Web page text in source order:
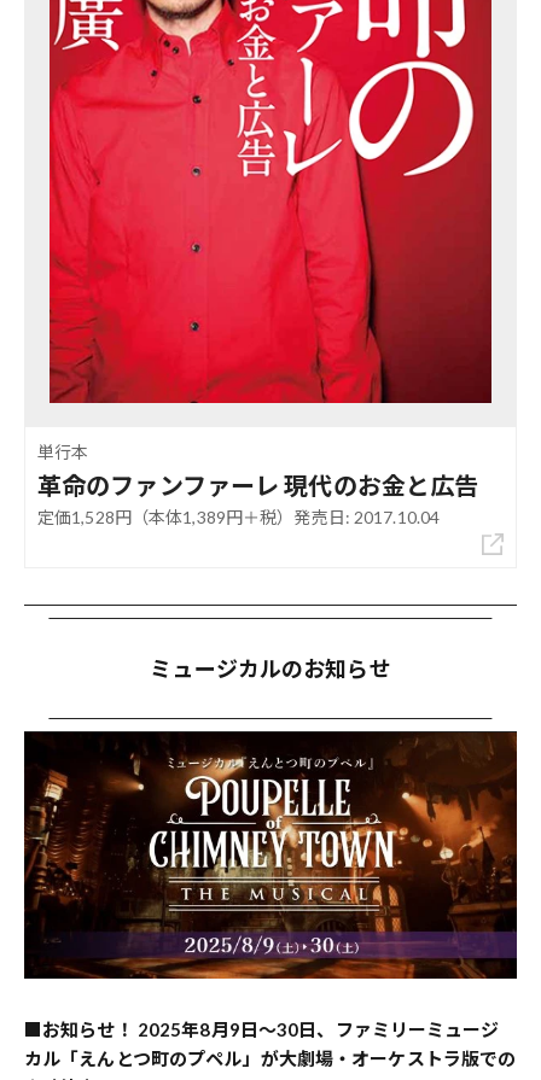
単行本
革命のファンファーレ 現代のお金と広告
定価1,528円（本体1,389円＋税）発売日: 2017.10.04
ミュージカルのお知らせ
■お知らせ！ 2025年8月9日〜30日、ファミリーミュージ
カル「えんとつ町のプペル」が大劇場・オーケストラ版での